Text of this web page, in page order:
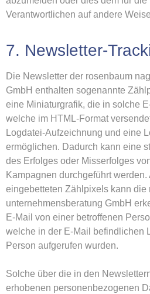
Verantwortlichen auf andere
7. Newsletter-
Die Newsletter der rosenbaum
GmbH enthalten sogenannte
eine Miniaturgrafik, die in solche
welche im HTML-Format
Logdatei-Aufzeichnung und eine
ermöglichen. Dadurch kann eine
des Erfolges oder Misserfolges
Kampagnen durchgeführt
eingebetteten Zählpixels kann die
unternehmensberatung GmbH
E-Mail von einer betroffenen
welche in der E-Mail befindlichen
Person aufgerufen wurden.
Solche über die in den
erhobenen personenbezogenen